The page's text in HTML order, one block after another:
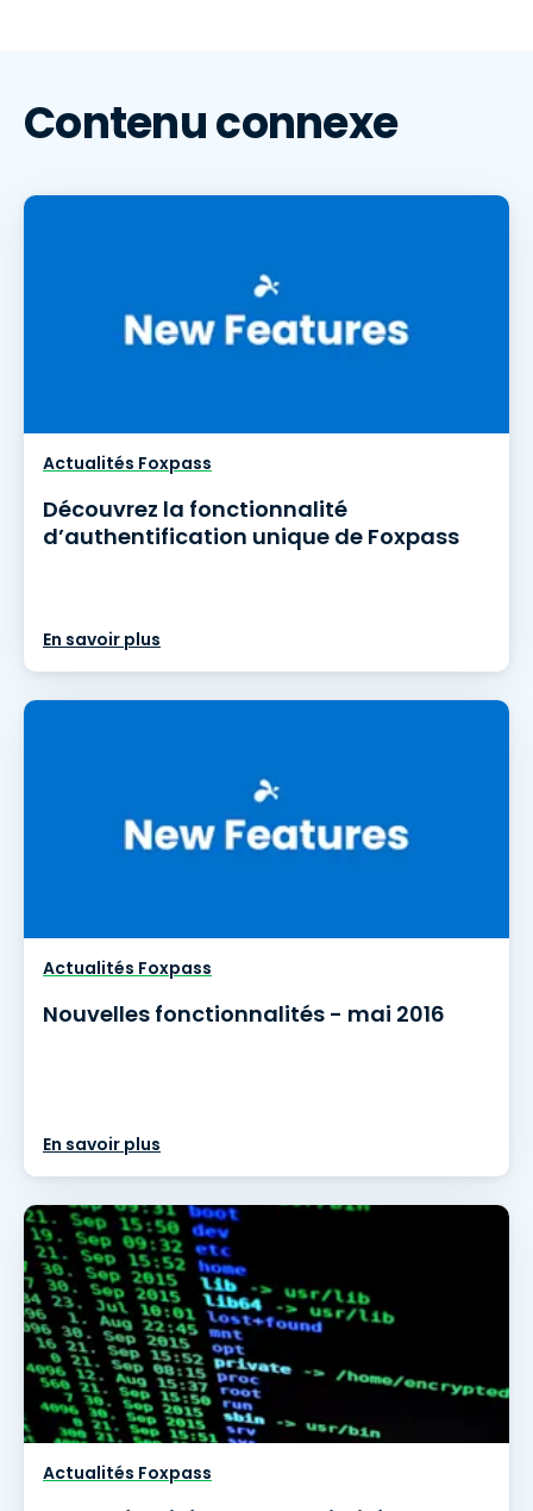
Contenu connexe
Actualités Foxpass
Découvrez la fonctionnalité
d’authentification unique de Foxpass
En savoir plus
Actualités Foxpass
Nouvelles fonctionnalités - mai 2016
En savoir plus
Actualités Foxpass